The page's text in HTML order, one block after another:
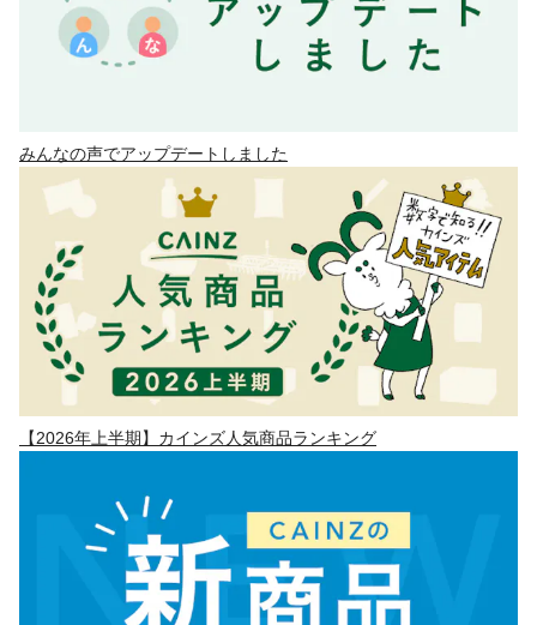
みんなの声でアップデートしました
【2026年上半期】カインズ人気商品ランキング